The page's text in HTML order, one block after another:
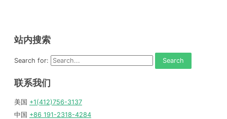
站内搜索
Search for:
联系我们
美国 +1(412)756-3137
中国 +86 191-2318-4284